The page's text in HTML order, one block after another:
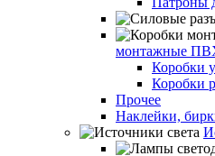
монтажные
Коробки
Коробки
Прочее
Наклейки,